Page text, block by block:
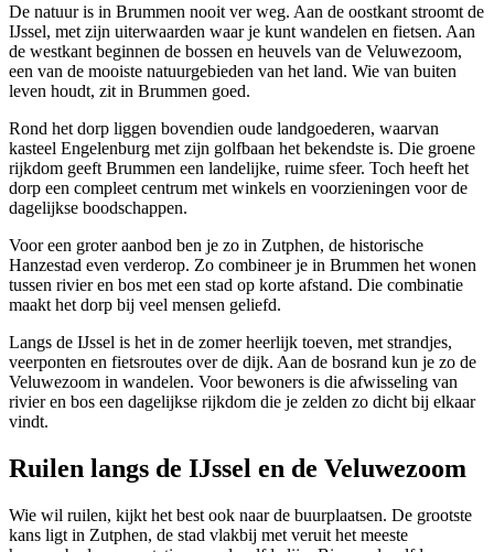
De natuur is in Brummen nooit ver weg. Aan de oostkant stroomt de
IJssel, met zijn uiterwaarden waar je kunt wandelen en fietsen. Aan
de westkant beginnen de bossen en heuvels van de Veluwezoom,
een van de mooiste natuurgebieden van het land. Wie van buiten
leven houdt, zit in Brummen goed.
Rond het dorp liggen bovendien oude landgoederen, waarvan
kasteel Engelenburg met zijn golfbaan het bekendste is. Die groene
rijkdom geeft Brummen een landelijke, ruime sfeer. Toch heeft het
dorp een compleet centrum met winkels en voorzieningen voor de
dagelijkse boodschappen.
Voor een groter aanbod ben je zo in Zutphen, de historische
Hanzestad even verderop. Zo combineer je in Brummen het wonen
tussen rivier en bos met een stad op korte afstand. Die combinatie
maakt het dorp bij veel mensen geliefd.
Langs de IJssel is het in de zomer heerlijk toeven, met strandjes,
veerponten en fietsroutes over de dijk. Aan de bosrand kun je zo de
Veluwezoom in wandelen. Voor bewoners is die afwisseling van
rivier en bos een dagelijkse rijkdom die je zelden zo dicht bij elkaar
vindt.
Ruilen langs de IJssel en de Veluwezoom
Wie wil ruilen, kijkt het best ook naar de buurplaatsen. De grootste
kans ligt in Zutphen, de stad vlakbij met veruit het meeste